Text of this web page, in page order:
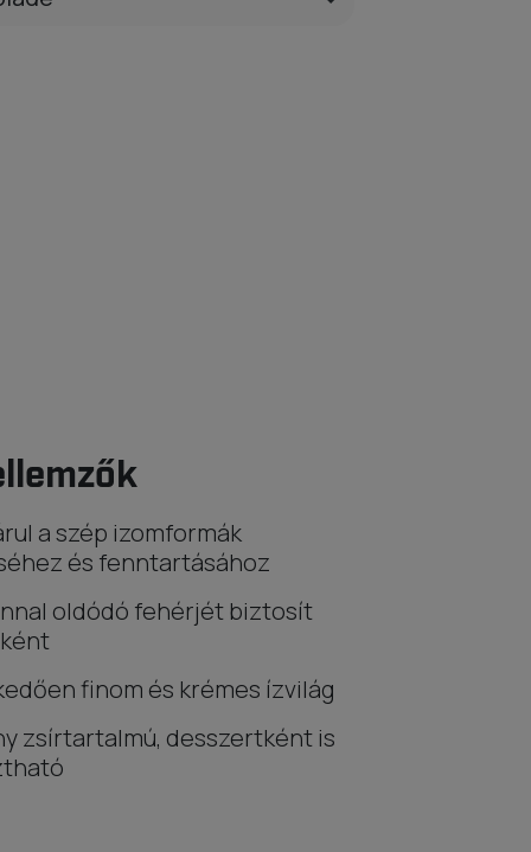
a szép izomformák
és fenntartásához
oldódó fehérjét biztosít
finom és krémes ízvilág
zsírtartalmú, desszertként is